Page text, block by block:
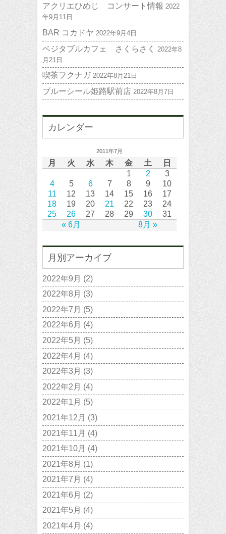
アクリエひめじ コンサート情報 2022
年9月11日
BAR コカドヤ 2022年9月4日
ベジタブルカフェ さくらさく
2022年8
月21日
喫茶フクナガ 2022年8月21日
ブルーシール姫路駅前店 2022年8月7日
カレンダー
2011年7月
月 火 水 木 金 土 日
« 6月 8月 »
1 2
3
4
5 6 7 8 9
10
11
12 13 14 15 16
17
18
19 20 21 22 23
24
25
26 27 28 29 30 31
月別アーカイブ
2022年9月 (2)
2022年8月 (3)
2022年7月 (5)
2022年6月 (4)
2022年5月 (5)
2022年4月 (4)
2022年3月 (3)
2022年2月 (4)
2022年1月 (5)
2021年12月 (3)
2021年11月 (4)
2021年10月 (4)
2021年8月 (1)
2021年7月 (4)
2021年6月 (2)
2021年5月 (4)
2021年4月 (4)